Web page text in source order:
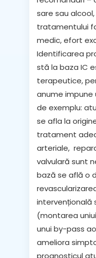
sare sau
tratamentului
medic, efort
Identificarea
stă la baza IC
terapeutice,
anume
de exemplu:
se afla la
tratament
arteriale,
valvulară sunt
bază se află o
intervențională
(montarea
unui by-pass
ameliora
prognosticul